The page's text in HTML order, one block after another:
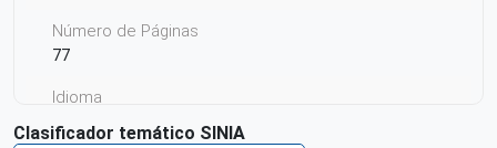
Número de Páginas
77
Idioma
Español
Clasificador temático SINIA